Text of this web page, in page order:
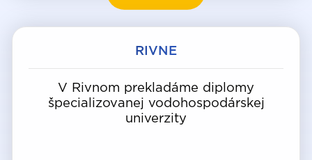
RIVNE
V Rivnom prekladáme diplomy
špecializovanej vodohospodárskej
univerzity